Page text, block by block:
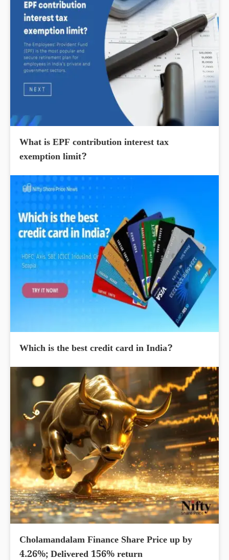
What is EPF contribution interest tax
exemption limit?
Which is the best credit card in India?
Cholamandalam Finance Share Price up by
4.26%; Delivered 156% return